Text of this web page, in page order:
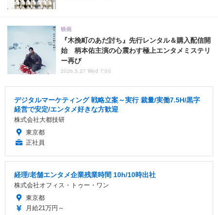
『木挽町のあだ討ち』先行レンタル＆購入配信開
始 柄本佑主演の心震わす極上エンタメミステリ
ー再び
映画
2026.5.27 Wed 7:00
デジタルマーケティング 戦略立案～実行 裁量/実働7.5H/黒字
経営で安定/エンタメ好きな方歓迎
株式会社大都技研
東京都
正社員
経理/老舗エンタメ企業残業時間 10h/10時出社
株式会社オフィス・トゥー・ワン
東京都
月給21万円～